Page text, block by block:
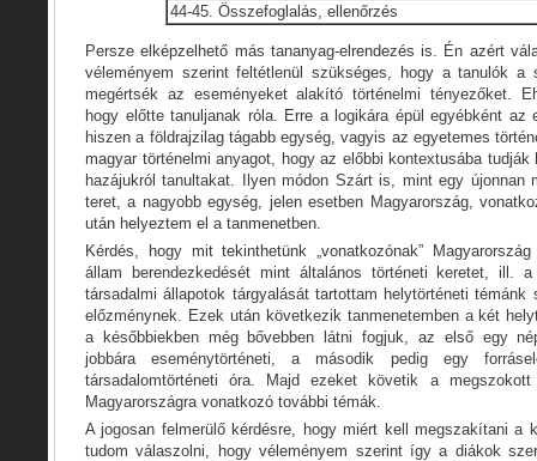
44-45. Összefoglalás, ellenőrzés
Persze elképzelhető más tananyag-elrendezés is. Én azért
véleményem szerint feltétlenül szükséges, hogy a tanulók a
megértsék az eseményeket alakító történelmi tényezőket.
hogy előtte tanuljanak róla. Erre a logikára épül egyébként az
hiszen a földrajzilag tágabb egység, vagyis az egyetemes
magyar történelmi anyagot, hogy az előbbi kontextusába
hazájukról tanultakat. Ilyen módon Szárt is, mint egy újonnan
teret, a nagyobb egység, jelen esetben Magyarország,
után helyeztem el a tanmenetben.
Kérdés, hogy mit tekinthetünk „vonatkozónak”
állam berendezkedését mint általános történeti keretet, ill.
társadalmi állapotok tárgyalását tartottam helytörténeti témánk
előzménynek. Ezek után következik tanmenetemben a két
a későbbiekben még bővebben látni fogjuk, az első egy
jobbára eseménytörténeti, a második pedig egy
társadalomtörténeti óra. Majd ezeket követik a
Magyarországra vonatkozó további témák.
A jogosan felmerülő kérdésre, hogy miért kell megszakítani a
tudom válaszolni, hogy véleményem szerint így a diákok